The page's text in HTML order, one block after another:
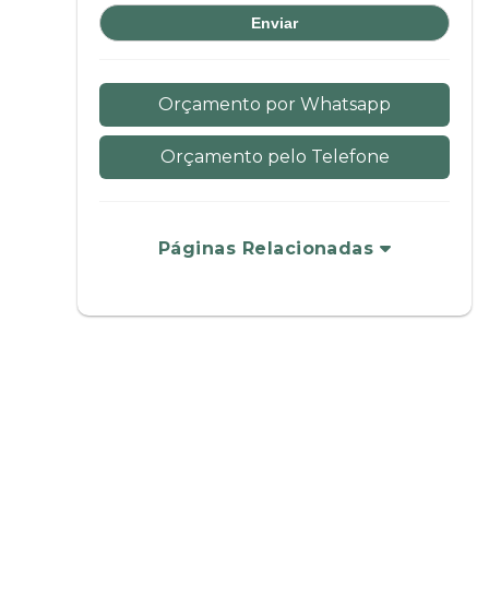
Orçamento por Whatsapp
Orçamento pelo Telefone
Páginas Relacionadas